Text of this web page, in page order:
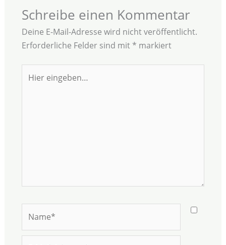
Schreibe einen Kommentar
Deine E-Mail-Adresse wird nicht veröffentlicht.
Erforderliche Felder sind mit * markiert
eingeben…